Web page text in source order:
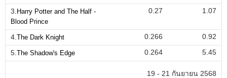
3. Harry Potter and The Half -
Blood Prince
0.27 1.07
4. The Dark Knight 0.266
0.92
5. The Shadow's Edge 0.264 5.45
19 - 21 กันยายน 2568